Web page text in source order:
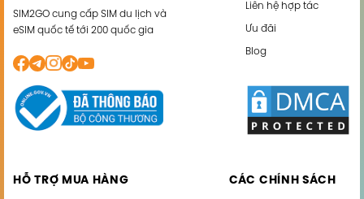
SIM2GO cung cấp SIM du lịch và
eSIM quốc tế tới 200 quốc gia
Liên hệ hợp tác
Ưu đãi
Blog
HỖ TRỢ MUA HÀNG CÁC CHÍNH SÁCH